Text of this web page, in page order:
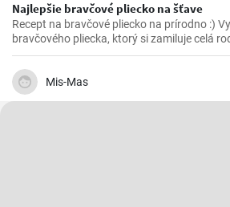
Najlepšie bravčové pliecko na šťave
Recept na bravčové pliecko na prírodno :)
bravčového pliecka, ktorý si zamiluje celá
dispozícií pár ingrediencií a vynikajúce
na svete.
Mis-Mas